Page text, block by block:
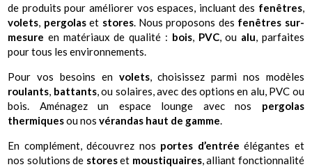
de produits pour améliorer vos espaces, incluant des fenêtres,
volets pergolaset stores. Nous proposons des fenêtres sur-
mesure en matériaux de qualité : bois, PVC, ou alu , parfaites
pour tous les environnements.
Pour vos besoins en volets, choisissez parmi nos modèles
roulants battants, ou solaires, avec des options en alu, PVC ou
bois. Aménagez un espace lounge avec nos pergolas
thermiquesou nosvérandas haut de gamme
En complément, découvrez nos portes d’entrée élégantes et
nos solutions de storeset moustiquaires, alliant fonctionnalité